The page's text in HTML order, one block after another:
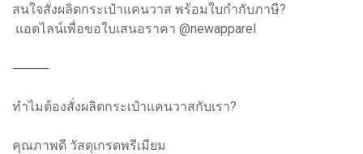
สนใจสั่งผลิตกระเป๋าแคนวาส พร้อมใบกำกับภาษี?
แอดไลน์เพื่อขอใบเสนอราคา @newapparel
⸻
ทำไมต้องสั่งผลิตกระเป๋าแคนวาสกับเรา?
คุณภาพดี วัสดุเกรดพรีเมียม